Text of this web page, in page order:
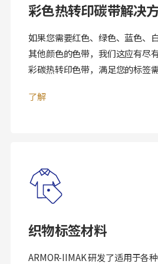
彩色热转印碳带解决
如果您需要红色、绿色、蓝色、
其他颜色的色带，我们这应有尽
彩碳热转印色带，满足您的标签需
了解
织物标签材料
ARMOR-IIMAK 研发了适用于各